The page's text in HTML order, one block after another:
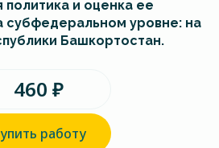
и оценка ее
субфедеральном уровне: на
Башкортостан.
460 ₽
работу